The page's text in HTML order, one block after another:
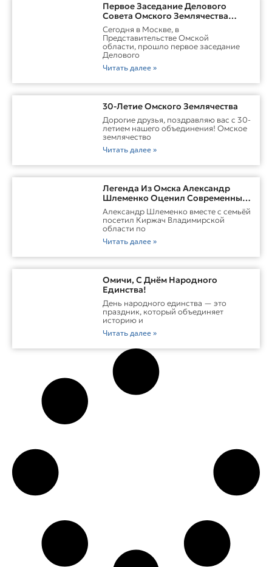
Первое Заседание Делового
Совета Омского Землячества
Прошло С Участием Губернатора
Омской Области
Сегодня в Москве, в
Представительстве Омской
области, прошло первое заседание
Делового
Читать далее »
30-Летие Омского Землячества
Дорогие друзья, поздравляю вас с 30-
летием нашего объединения! Омское
землячество
Читать далее »
Легенда Из Омска Александр
Шлеменко Оценил Современные
Заводы Холдинга «Русклимат» И
Перспективы ММА В Киржаче
Александр Шлеменко вместе с семьёй
посетил Киржач Владимирской
области по
Читать далее »
Омичи, С Днём Народного
Единства!
День народного единства — это
праздник, который объединяет
историю и
Читать далее »